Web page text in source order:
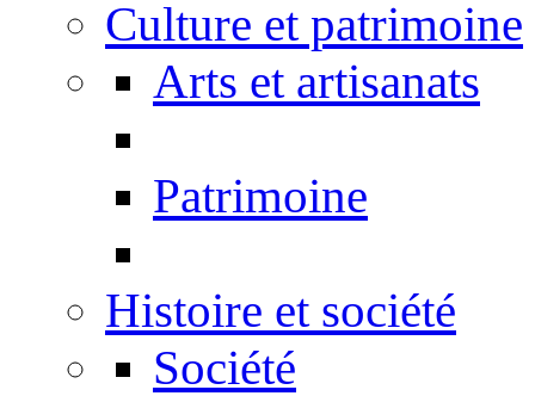
Culture et patrimoine
Arts et artisanats
Patrimoine
Histoire et société
Société